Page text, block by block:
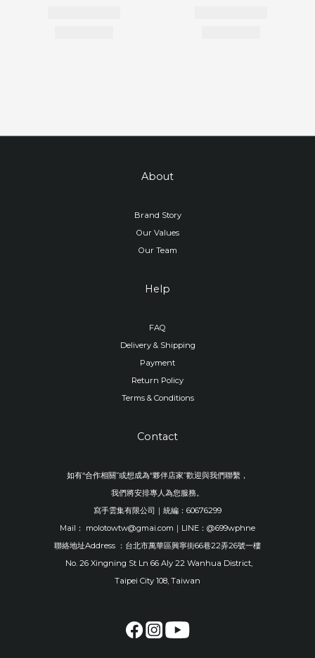
About
Brand Story
Our Values
Our Team
Help
FAQ
Delivery & Shipping
Payment
Return Policy
Terms & Conditions
Contact
如有“合作相關”或想成為“夥伴店家”歡迎與我們聯繫，
我們將安排專人為您服務。
寫手雲集有限公司｜統編：60676299
Mail： molotowtw@gmai.com｜LINE：@699wphne
聯絡地址Address ：台北市萬華區興寧街66巷22弄26號一樓
No. 26 Xingning St Ln 66 Aly 22 Wanhua District,
Taipei City 108, Taiwan